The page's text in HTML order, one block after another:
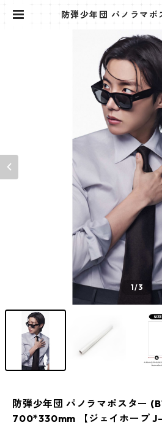
防弾少年団 パノラマ
ープ J-HOPE-29】 |
S
1/3
防弾少年団 パノラマポスター
700*330mm 【ジェイホープ